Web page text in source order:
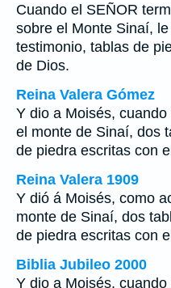
Cuando el SEÑOR
sobre el Monte Sinaí,
testimonio, tablas de
de Dios.
Reina Valera Gómez
Y dio a Moisés,
el monte de Sinaí, dos
de piedra escritas con
Reina Valera 1909
Y dió á Moisés, como
monte de Sinaí, dos
de piedra escritas con
Biblia Jubileo 2000
Y dio a Moisés,